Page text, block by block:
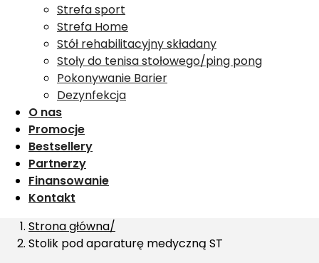
Strefa sport
Strefa Home
Stół rehabilitacyjny składany
Stoły do tenisa stołowego/ping pong
Pokonywanie Barier
Dezynfekcja
O nas
Promocje
Bestsellery
Partnerzy
Finansowanie
Kontakt
Strona główna
Stolik pod aparaturę medyczną ST